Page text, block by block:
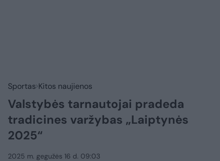
Sportas Kitos naujienos
Valstybės tarnautojai pradeda
tradicines varžybas „Laiptynės
2025“
2025 m. gegužės 16 d. 09:03